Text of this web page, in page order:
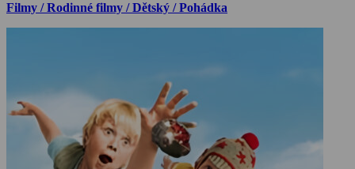
Filmy / Rodinné filmy / Dětský / Pohádka